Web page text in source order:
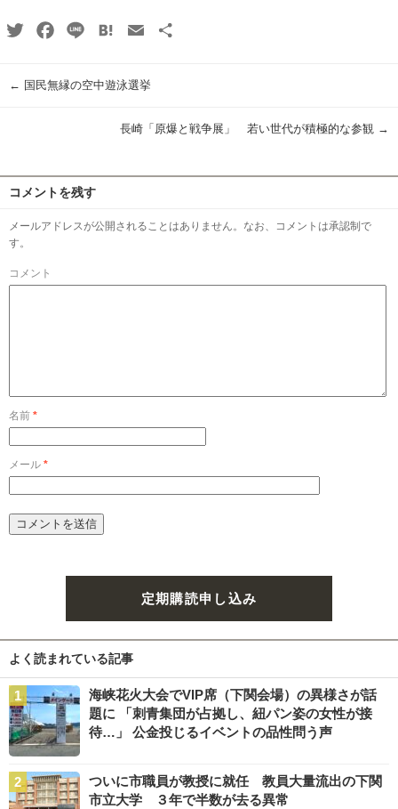
TwitterFacebook
Line HatenaEmail
← 国民無縁の空中遊泳選挙
長崎「原爆と戦争展」 若い世代が積極的な参観 →
コメントを残す
メールアドレスが公開されることはありません。なお、コメントは承認制で
す。
コメント
名前 *
メール *
定期購読申し込み
よく読まれている記事
海峡花火大会でVIP席（下関会場）の異様さが話
題に 「刺青集団が占拠し、紐パン姿の女性が接
待…」 公金投じるイベントの品性問う声
ついに市職員が教授に就任 教員大量流出の下関
市立大学 ３年で半数が去る異常